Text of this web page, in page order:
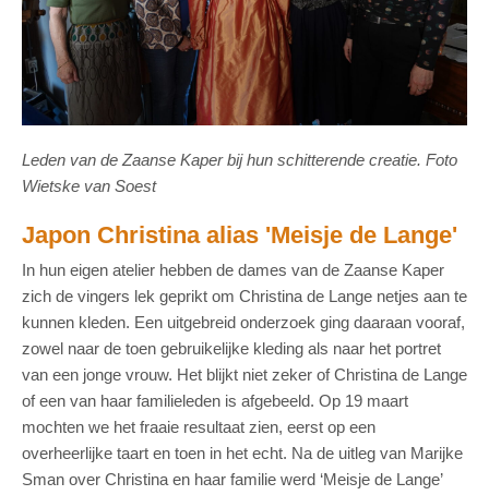
Leden van de Zaanse Kaper bij hun schitterende creatie. Foto
Wietske van Soest
Japon Christina alias 'Meisje de Lange'
In hun eigen atelier hebben de dames van de Zaanse Kaper
zich de vingers lek geprikt om Christina de Lange netjes aan te
kunnen kleden. Een uitgebreid onderzoek ging daaraan vooraf,
zowel naar de toen gebruikelijke kleding als naar het portret
van een jonge vrouw. Het blijkt niet zeker of Christina de Lange
of een van haar familieleden is afgebeeld. Op 19 maart
mochten we het fraaie resultaat zien, eerst op een
overheerlijke taart en toen in het echt. Na de uitleg van Marijke
Sman over Christina en haar familie werd ‘Meisje de Lange’